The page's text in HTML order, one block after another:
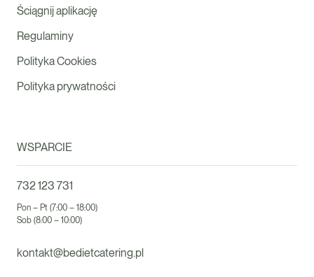
Ściągnij aplikację
Regulaminy
Polityka Cookies
Polityka prywatności
WSPARCIE
732 123 731
Pon – Pt (7:00 – 18:00)
Sob (8:00 – 10:00)
kontakt@bedietcatering.pl